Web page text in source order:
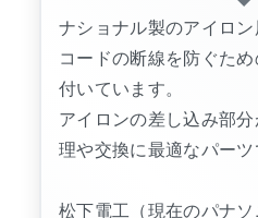
ナショナル製のアイロン
コードの断線を防ぐた
付いています。
アイロンの差し込み部
理や交換に最適なパーツ
松下電工（現在のパナソ